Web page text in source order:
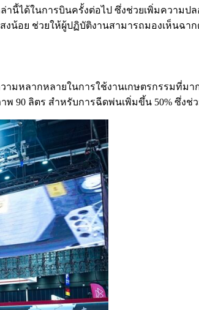
นี้ได้ในการบินครั้งต่อไป ซึ่งช่วยเพิ่มความป
งน้อย ช่วยให้ผู้ปฏิบัติงานสามารถมองเห็นฉ
ามหลากหลายในการใช้งานเกษตรกรรมที่ม
90 ลิตร สำหรับการฉีดพ่นเพิ่มขึ้น 50% ซึ่งช่